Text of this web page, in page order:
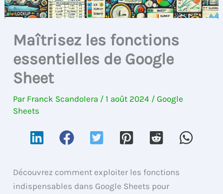
Maîtrisez les fonctions
essentielles de Google
Sheet
Par Franck Scandolera /1 août 2024 /Google
Sheets
Découvrez comment exploiter les fonctions
indispensables dans Google Sheets pour